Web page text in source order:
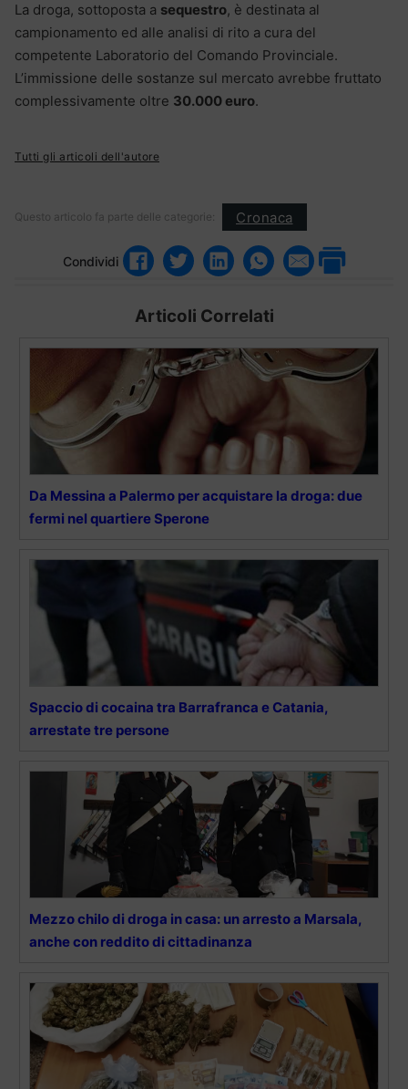
La droga, sottoposta a sequestro, è destinata al
campionamento ed alle analisi di rito a cura del
competente Laboratorio del Comando Provinciale.
L’immissione delle sostanze sul mercato avrebbe fruttato
complessivamente oltre 30.000 euro.
Tutti gli articoli dell'autore
Questo articolo fa parte delle categorie: Cronaca
Condividi
Articoli Correlati
Da Messina a Palermo per acquistare la droga: due
fermi nel quartiere Sperone
Spaccio di cocaina tra Barrafranca e Catania,
arrestate tre persone
Mezzo chilo di droga in casa: un arresto a Marsala,
anche con reddito di cittadinanza